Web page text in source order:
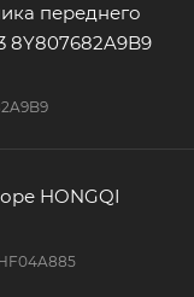
переднего
8Y807682A9B9
HONGQI